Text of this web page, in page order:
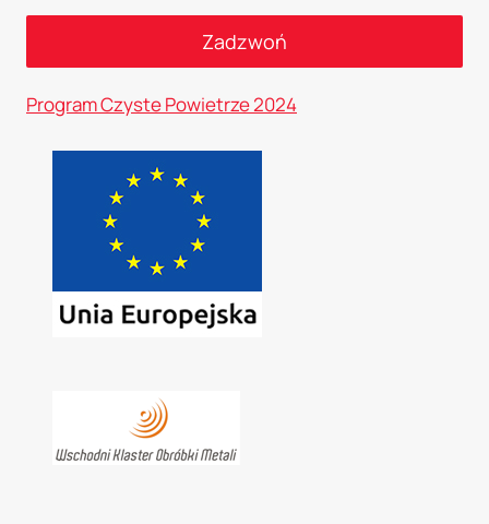
Zadzwoń
Program Czyste Powietrze 2024